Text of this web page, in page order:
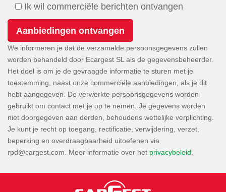
Ik wil commerciële berichten ontvangen
We informeren je dat de verzamelde persoonsgegevens zullen
worden behandeld door Ecargest SL als de gegevensbeheerder.
Het doel is om je de gevraagde informatie te sturen met je
toestemming, naast onze commerciële aanbiedingen, als je dit
hebt aangegeven. De verwerkte persoonsgegevens worden
gebruikt om contact met je op te nemen. Je gegevens worden
niet doorgegeven aan derden, behoudens wettelijke verplichting.
Je kunt je recht op toegang, rectificatie, verwijdering, verzet,
beperking en overdraagbaarheid uitoefenen via
. Meer informatie over het privacybeleid.